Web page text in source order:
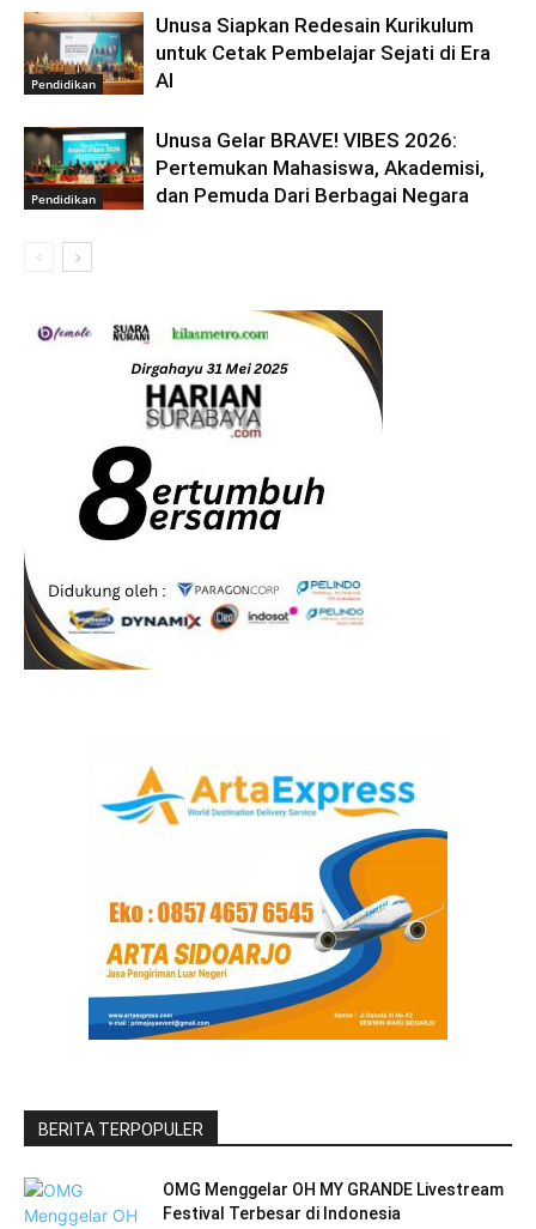
Pendidikan
Unusa Siapkan Redesain Kurikulum
untuk Cetak Pembelajar Sejati di Era
AI
Pendidikan
Unusa Gelar BRAVE! VIBES 2026:
Pertemukan Mahasiswa, Akademisi,
dan Pemuda Dari Berbagai Negara
BERITA TERPOPULER
OMG Menggelar OH MY GRANDE Livestream
Festival Terbesar di Indonesia